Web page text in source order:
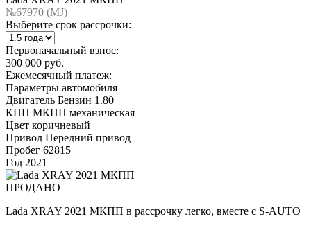
№67970 (МJ)
Выберите срок рассрочки:
Первоначальный взнос:
300 000 руб.
Ежемесячный платеж:
Параметры автомобиля
Двигатель Бензин 1.80
КПП МКПП механическая
Цвет коричневый
Привод Передний привод
Пробег 62815
Год 2021
ПРОДАНО
Lada XRAY 2021 МКПП в рассрочку легко, вместе с S-AUTO